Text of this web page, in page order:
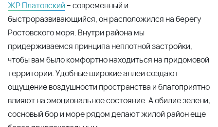
Также рядом с домом запланировано строительство
школы на 1340 мест.
Подобрать, забронировать, приобрести квартиру
можно, оставив заявку на сайте или позвонив по
телефону:+8 800 333-7-111.
Поделиться